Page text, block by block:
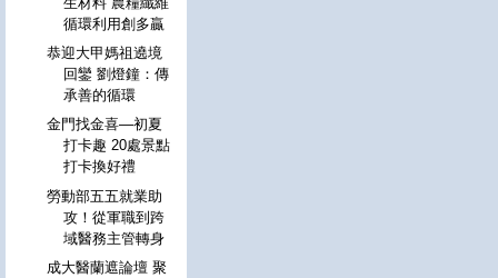
循環利用創多贏
恭迎大甲媽祖遶境
回鑾 劉燈鐘：傳
承善的循環
金門找金喜—初夏
打卡趣 20處景點
打卡換好禮
勞動部五五就業助
攻！從軍職到跨
域醫務主管轉身
成大醫蘭遮論壇 聚